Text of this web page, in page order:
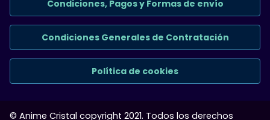
Condiciones, Pagos y Formas de envío
Condiciones Generales de Contratación
Política de cookies
© Anime Cristal copyright 2021. Todos los derechos